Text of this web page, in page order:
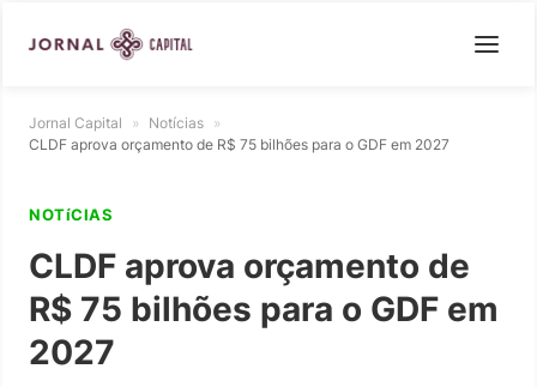
Jornal Capital » Notícias »
CLDF aprova orçamento de R$ 75 bilhões para o GDF em 2027
NOTíCIAS
CLDF aprova orçamento de
R$ 75 bilhões para o GDF em
2027